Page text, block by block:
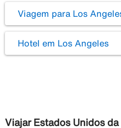
Viagem para Los
Hotel em Los Angeles
Viajar Estados Unidos